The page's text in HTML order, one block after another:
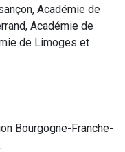
Académie de
Académie de
de Limoges et
Bourgogne-Franche-